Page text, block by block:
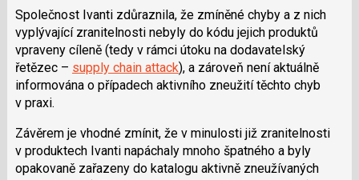
Společnost Ivanti zdůraznila, že zmíněné chyby a z nich
vyplývající zranitelnosti nebyly do kódu jejich produktů
vpraveny cíleně(tedy v rámci útoku na dodavatelský
řetězec – supply chain attack), a zároveň neníaktuálně
informována o případech aktivního zneužitítěchto chyb
v praxi.
Závěrem je vhodné zmínit, že v minulosti již zranitelnosti
v produktech Ivanti napáchaly mnoho špatného a byly
opakovaně zařazeny do katalogu aktivně zneužívaných